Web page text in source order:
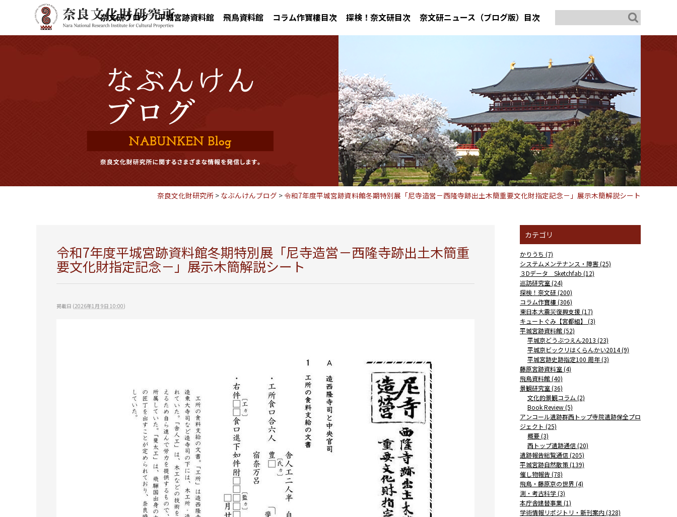
奈文研ブログ 平城宮跡資料館 飛鳥資料館 コラム作寶樓目次 探検！奈文研目次 奈文研ニュース（ブログ版）目次
奈良文化財研究所 > なぶんけんブログ >令和7年度平城宮跡資料館冬期特別展「尼寺造営－西隆寺跡出土木簡重要文化財指定記念－」展示木簡解説シート
令和7年度平城宮跡資料館冬期特別展「尼寺造営－西隆寺跡出土木簡重
要文化財指定記念－」展示木簡解説シート
掲載日 (2026年1月 9日 10:00)
カテゴリ
かりうち (7)
システムメンテナンス・障害 (25)
３Dデータ Sketchfab (12)
巡訪研究室 (24)
探検！奈文研 (200)
コラム作寶樓 (306)
東日本大震災復興支援 (17)
キュートぐみ【宮都組】 (3)
平城宮跡資料館 (52)
平城京どうぶつえん2013 (23)
平城京ビックリはくらんかい2014 (9)
平城宮跡史跡指定100 周年 (3)
藤原宮跡資料室 (4)
飛鳥資料館 (40)
景観研究室 (36)
文化的景観コラム (2)
Book Review (5)
アンコール遺跡群西トップ寺院遺跡保全プロ
ジェクト (25)
概要 (3)
西トップ遺跡通信 (20)
遺跡報告総覧通信 (205)
平城宮跡自然散策 (139)
催し物報告 (78)
飛鳥・藤原京の世界 (4)
測・考古科学 (3)
本庁舎建替事業 (1)
学術情報リポジトリ・新刊案内 (328)